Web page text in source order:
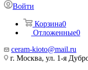
Войти
Корзина0
Отложенные0
ceram-kioto@mail.ru
г. Москва, ул. 1-я